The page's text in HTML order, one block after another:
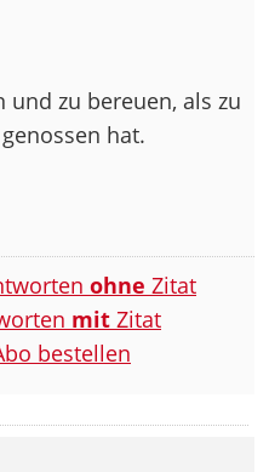
und zu bereuen, als zu
hat.
ohne Zitat
mit Zitat
bestellen